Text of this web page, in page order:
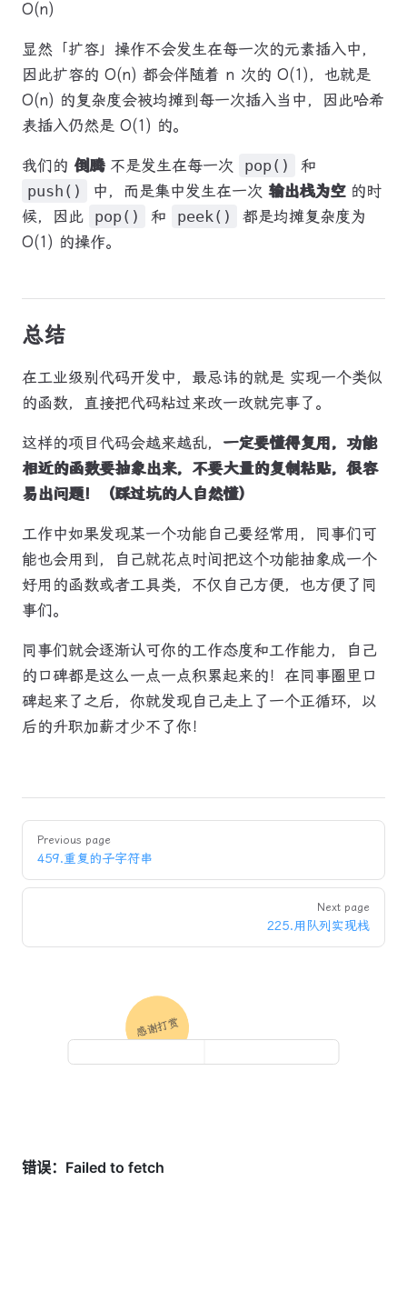
O(n)
显然「扩容」操作不会发生在每一次的元素插入中，
因此扩容的 O(n) 都会伴随着 n 次的 O(1)，也就是
O(n) 的复杂度会被均摊到每一次插入当中，因此哈希
表插入仍然是 O(1) 的。
我们的 倒腾不是发生在每一次 pop()
和
push()
中，而是集中发生在一次 输出栈为空的时
候，因此
pop() 和 peek()
都是均摊复杂度为
O(1) 的操作。
总结
在工业级别代码开发中，最忌讳的就是 实现一个类似
的函数，直接把代码粘过来改一改就完事了。
这样的项目代码会越来越乱， 一定要懂得复用，功能
相近的函数要抽象出来，不要大量的复制粘贴，很容
易出问题！（踩过坑的人自然懂）
工作中如果发现某一个功能自己要经常用，同事们可
能也会用到，自己就花点时间把这个功能抽象成一个
好用的函数或者工具类，不仅自己方便，也方便了同
事们。
同事们就会逐渐认可你的工作态度和工作能力，自己
的口碑都是这么一点一点积累起来的！在同事圈里口
碑起来了之后，你就发现自己走上了一个正循环，以
后的升职加薪才少不了你！
Pager
Previous page
459.重复的子字符串
Next page
225.用队列实现栈
感谢打赏